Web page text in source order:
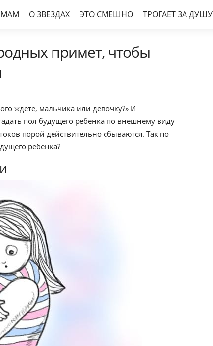
О ЗВЕЗДАХ ЭТО СМЕШНО ТРОГАЕТ ЗА ДУШУ
примет, чтобы
ждете, мальчика или девочку?» И
пол будущего ребенка по внешнему виду
порой действительно сбываются. Так по
ребенка?